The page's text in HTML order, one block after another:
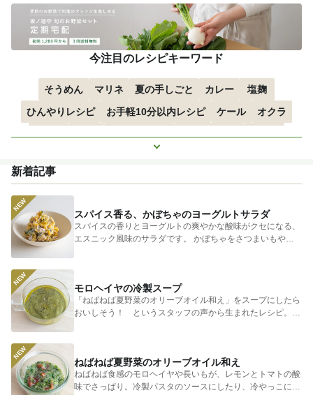
今注目のレシピキーワード
そうめん マリネ 夏の手しごと カレー
塩麹
ひんやりレシピ
お手軽10分以内レシピ ケール
オクラ
もっと見る
新着記事
スパイス香る、かぼちゃのヨーグルトサラダ
スパイスの香りとヨーグルトの爽やかな酸味がクセになる、
エスニック風味のサラダです。 かぼちゃをさつまいもやじ
モロヘイヤの冷製スープ
「ねばねば夏野菜のオリーブオイル和え」をスープにしたら
おいしそう！ というスタッフの声から生まれたレシピ。つ
ねばねば夏野菜のオリーブオイル和え
ねばねば食感のモロヘイヤや長いもが、レモンとトマトの酸
味でさっぱり。冷製パスタのソースにしたり、冷やっこにの